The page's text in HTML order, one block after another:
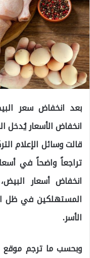
بعد انخفاض سعر
انخفاض الأسعار يُدخل
قالت وسائل الإعلام
تراجعاً واضحاً في
انخفاض أسعار
المستهلكين في ظل
الأسر.
وبحسب ما ترجم موقع